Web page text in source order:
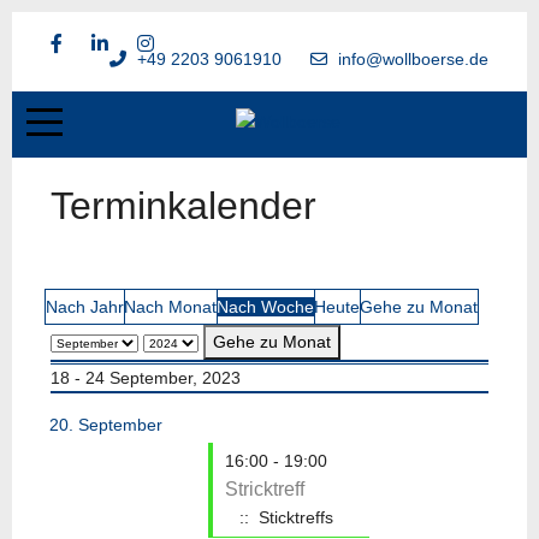
+49 2203 9061910 info@wollboerse.de
Terminkalender
Nach JahrNach MonatNach WocheHeuteGehe zu Monat
Gehe zu Monat
18 - 24 September, 2023
20. September
16:00 - 19:00
Stricktreff
:: Sticktreffs